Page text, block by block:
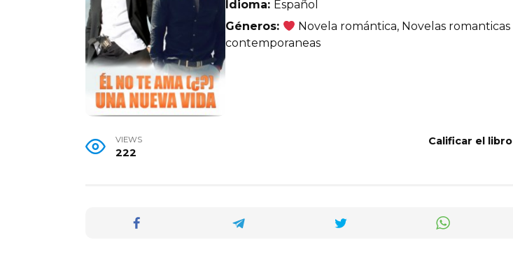
Idioma: Español
Géneros:
Novela romántica, Novelas romanticas
contemporaneas
VIEWS
222
Calificar el libro